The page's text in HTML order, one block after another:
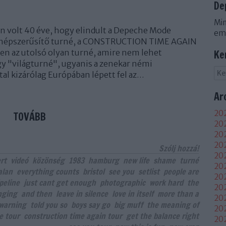
volt 40 éve, hogy elindult a Depeche Mode
turné, a CONSTRUCTION TIME AGAIN
az utolsó olyan turné, amire nem lehet
"világturné", ugyanis a zenekar némi
kizárólag Európában lépett fel az…
TOVÁBB
Szólj hozzá!
videó közönség 1983 hamburg new life shame turné
everything counts bristol see you setlist people are
just cant get enough photographic work hard the
and then leave in silence love in itself more than a
told you so boys say go big muff the meaning of
tour construction time again tour get the balance right